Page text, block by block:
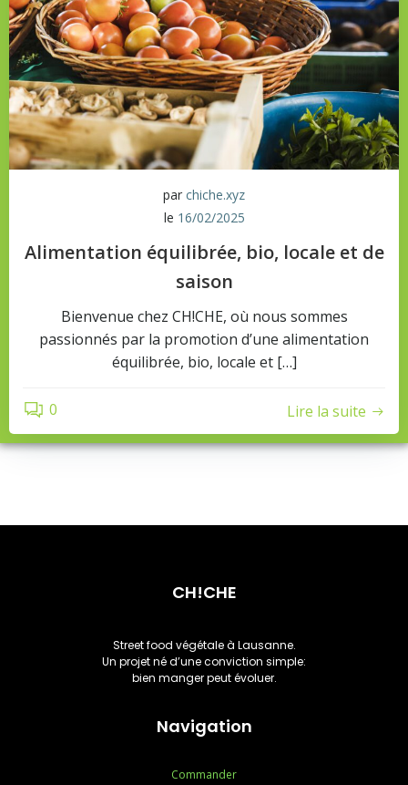
par chiche.xyz
le 16/02/2025
Alimentation équilibrée, bio, locale et de
saison
Bienvenue chez CH!CHE, où nous sommes
passionnés par la promotion d’une alimentation
équilibrée, bio, locale et […]
0 Lire la suite
CH!CHE
Navigation
Street food végétale à Lausanne.
Un projet né d’une conviction simple:
bien manger peut évoluer.
Commander